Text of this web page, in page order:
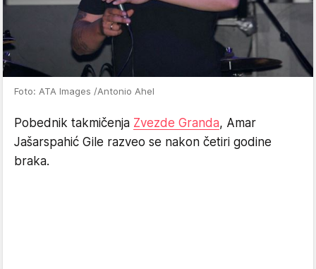
Foto: ATA Images /Antonio Ahel
Pobednik takmičenja Zvezde Granda, Amar
Jašarspahić Gile razveo se nakon četiri godine
braka.